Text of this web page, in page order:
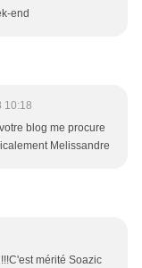
end
10:18
blog me procure
Melissandre
mérité Soazic